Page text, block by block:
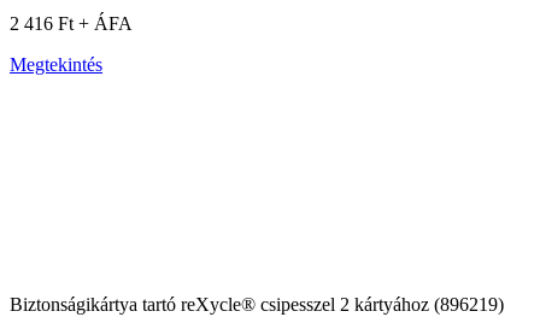
2 416 Ft + ÁFA
Megtekintés
Biztonságikártya tartó reXycle® csipesszel 2 kártyához (896219)